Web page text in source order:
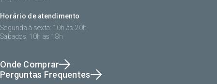
Horário de atendimento
Segunda à sexta: 10h às 20h
Sábados: 10h às 18h
Onde Comprar
Perguntas Frequentes